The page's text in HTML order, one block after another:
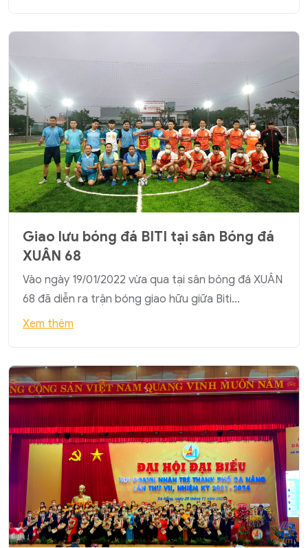
Giao lưu bóng đá BITI tại sân Bóng đá
XUÂN 68
Vào ngày 19/01/2022 vừa qua tại sân bóng đá XUÂN
68 đã diễn ra trận bóng giao hữu giữa Biti…
Xem thêm